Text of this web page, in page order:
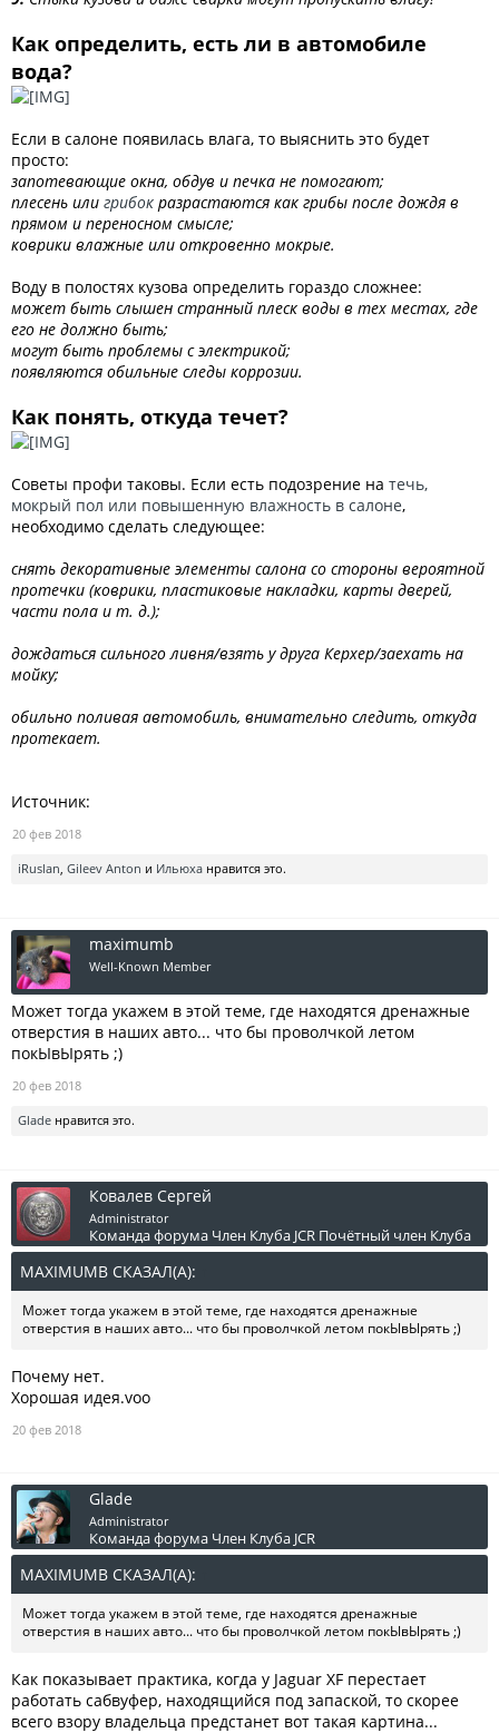
Как определить, есть ли в автомобиле
вода?
Если в салоне появилась влага, то выяснить это будет
просто:
запотевающие окна, обдув и печка не помогают;
плесень или грибок разрастаются как грибы после дождя в
прямом и переносном смысле;
коврики влажные или откровенно мокрые.
Воду в полостях кузова определить гораздо сложнее:
может быть слышен странный плеск воды в тех местах, где
его не должно быть;
могут быть проблемы с электрикой;
появляются обильные следы коррозии.
Как понять, откуда течет?
Советы профи таковы. Если есть подозрение на течь,
мокрый пол или повышенную влажность в салоне,
необходимо сделать следующее:
снять декоративные элементы салона со стороны вероятной
протечки (коврики, пластиковые накладки, карты дверей,
части пола и т. д.);
дождаться сильного ливня/взять у друга Керхер/заехать на
мойку;
обильно поливая автомобиль, внимательно следить, откуда
протекает.
Источник:
20 фев 2018
iRuslan, Gileev Anton и Ильюха нравится это.
maximumb
Well-Known Member
Может тогда укажем в этой теме, где находятся дренажные
oтверстия в наших авто... что бы проволчкой летом
покЫвЫрять ;)
20 фев 2018
Glade нравится это.
Ковалев Сергей
Administrator
Команда форума Член Клуба JCR Почётный член Клуба
MAXIMUMB СКАЗАЛ(А):
Может тогда укажем в этой теме, где находятся дренажные
oтверстия в наших авто... что бы проволчкой летом покЫвЫрять ;)
Почему нет.
Хорошая идея.voo
20 фев 2018
Glade
Administrator
Команда форума Член Клуба JCR
MAXIMUMB СКАЗАЛ(А):
Может тогда укажем в этой теме, где находятся дренажные
oтверстия в наших авто... что бы проволчкой летом покЫвЫрять ;)
Как показывает практика, когда у Jaguar XF перестает
работать сабвуфер, находящийся под запаской, то скорее
всего взору владельца предстанет вот такая картина...